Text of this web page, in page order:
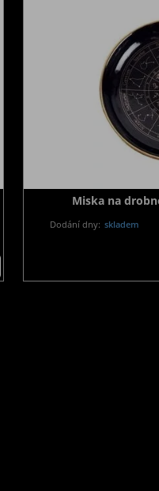
Miska na
Dodání dny: skladem